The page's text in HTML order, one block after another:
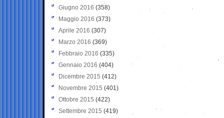
Giugno 2016 (358)
Maggio 2016 (373)
Aprile 2016 (307)
Marzo 2016 (369)
Febbraio 2016 (335)
Gennaio 2016 (404)
Dicembre 2015 (412)
Novembre 2015 (401)
Ottobre 2015 (422)
Settembre 2015 (419)